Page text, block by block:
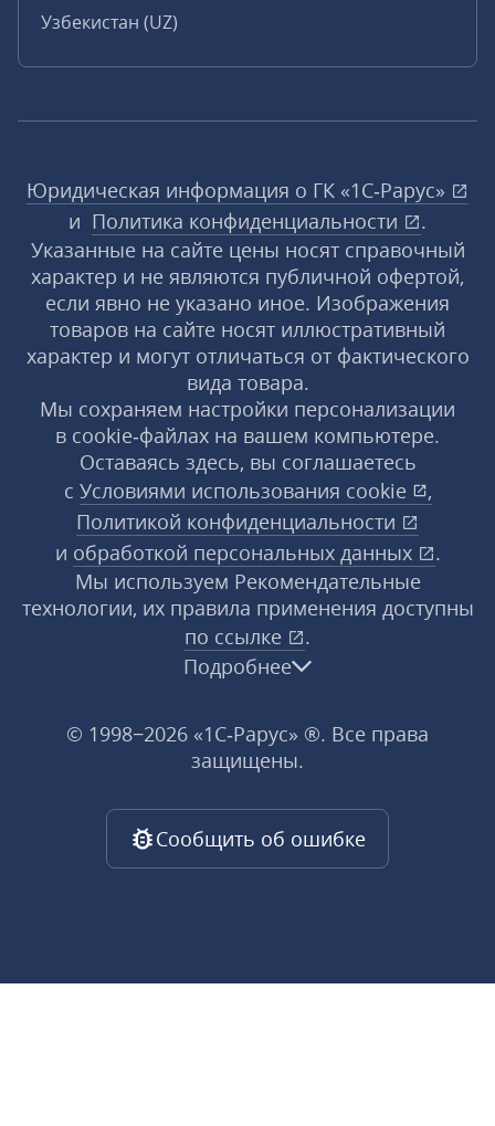
Узбекистан (UZ)
Юридическая информация о ГК «1С‑Рарус»
и Политика конфиденциальности
.
Указанные на сайте цены носят справочный
характер и не являются публичной офертой,
если явно не указано иное. Изображения
товаров на сайте носят иллюстративный
характер и могут отличаться от фактического
вида товара.
Мы сохраняем настройки персонализации
в cookie‑файлах на вашем компьютере.
Оставаясь здесь, вы соглашаетесь
с Условиями использования cookie
,
Политикой конфиденциальности
и обработкой персональных данных
.
Мы используем Рекомендательные
технологии, их правила применения доступны
по ссылке
.
Подробнее
© 1998−2026 «1С‑Рарус» ®. Все права
защищены.
Сообщить об ошибке